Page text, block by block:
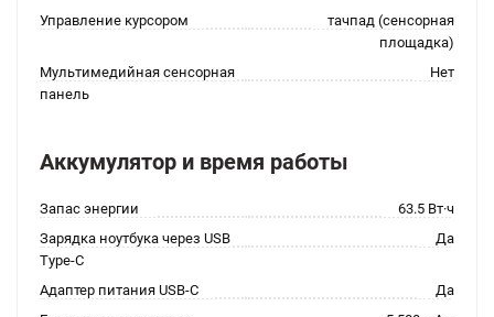
Управление курсором
тачпад (сенсорная
площадка)
Мультимедийная сенсорная
панель
Нет
Аккумулятор и время работы
Запас энергии
63.5 Вт·ч
Зарядка ноутбука через USB
Type-C
Да
Адаптер питания USB-C
Да